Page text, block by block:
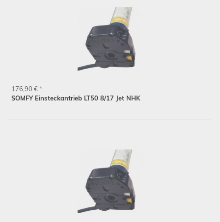
SOMFY Einsteckantrieb LT50 8/17 Jet NHK
176,90 € *